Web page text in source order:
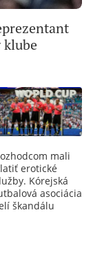
mali
erotické
Kórejská
asociácia
škandálu